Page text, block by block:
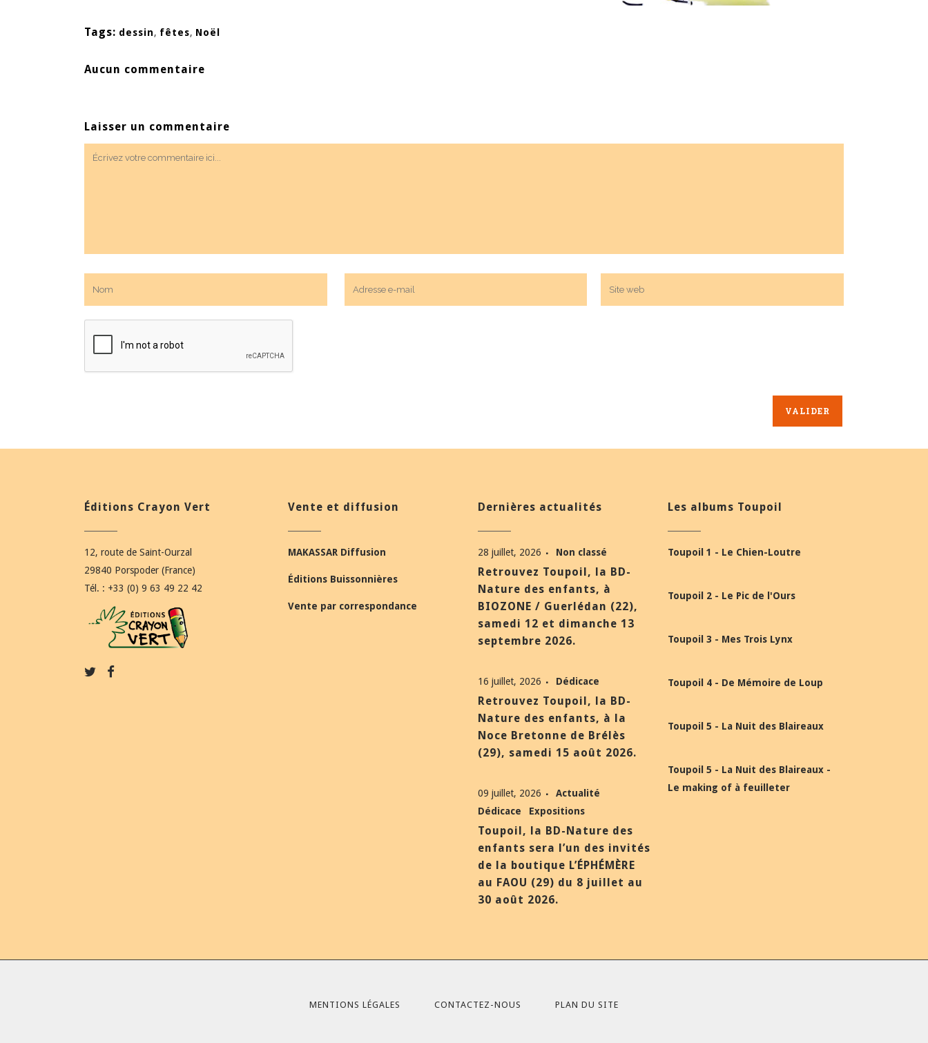
Tags: dessin, fêtes, Noël
Aucun commentaire
Laisser un commentaire
Éditions Crayon Vert
12, route de Saint-Ourzal
29840 Porspoder (France)
Tél. : +33 (0) 9 63 49 22 42
Vente et diffusion
MAKASSAR Diffusion
Éditions Buissonnières
Vente par correspondance
Dernières actualités
28 juillet, 2026 Non classé
Retrouvez Toupoil, la BD-
Nature des enfants, à
BIOZONE / Guerlédan (22),
samedi 12 et dimanche 13
septembre 2026.
16 juillet, 2026 Dédicace
Retrouvez Toupoil, la BD-
Nature des enfants, à la
Noce Bretonne de Brélès
(29), samedi 15 août 2026.
09 juillet, 2026
Actualité
Dédicace
Expositions
Toupoil, la BD-Nature des
enfants sera l’un des invités
de la boutique L’ÉPHÉMÈRE
au FAOU (29) du 8 juillet au
30 août 2026.
Les albums Toupoil
Toupoil 1 - Le Chien-Loutre
Toupoil 2 - Le Pic de l'Ours
Toupoil 3 - Mes Trois Lynx
Toupoil 4 - De Mémoire de Loup
Toupoil 5 - La Nuit des Blaireaux
Toupoil 5 - La Nuit des Blaireaux -
Le making of à feuilleter
MENTIONS LÉGALES CONTACTEZ-NOUS PLAN DU SITE